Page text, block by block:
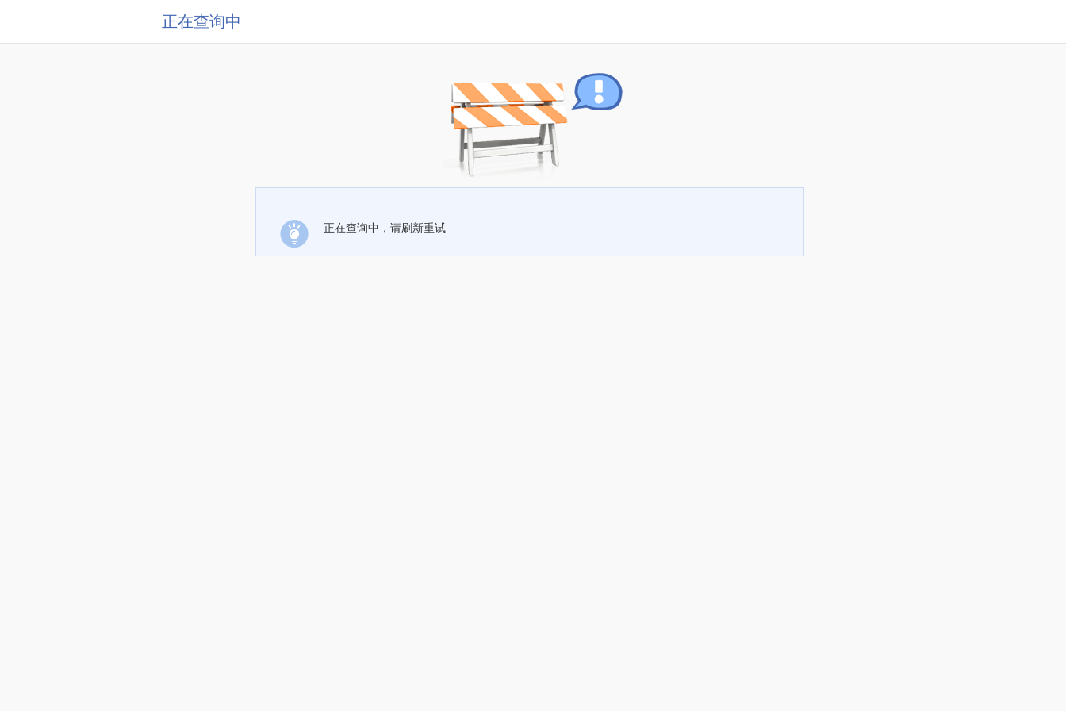
正在查询中
正在查询中，请刷新重试